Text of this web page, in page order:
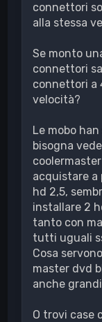
connettori
alla stessa
Se monto
connettori
connettori a
velocità?
Le mobo
bisogna
acquistare a
hd 2,5,
installare 2
tanto con
tutti uguali
Cosa
master dvd
anche
O trovi case